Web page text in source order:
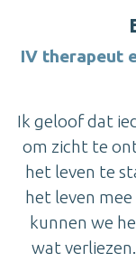
IV therapeut
Ik geloof dat
om zicht te
het leven te
het leven
kunnen we
wat